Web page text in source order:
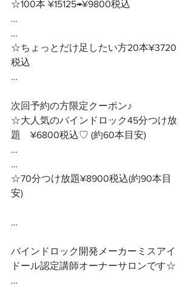
☆100本 ¥15125→¥9800税込
…
…
☆ちょっとだけ足したい方20本¥3720
税込
…
次回予約の方限定クーポン♪
☆大人気のバインドロック45分つけ放
題　¥6800税込♡ (約60本目安)
…
…
☆70分つけ放題¥8900税込(約90本目
安)
…
バインドロック開発メーカーミスアイ
ドール認定講師オーナーサロンです☆
…